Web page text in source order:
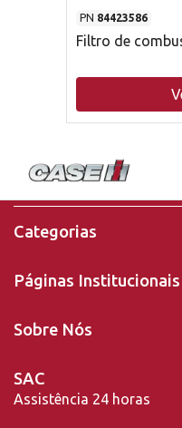
PN 84423586
Filtro de
Categorias
Páginas Institucionais
Sobre Nós
SAC
Assistência 24 horas